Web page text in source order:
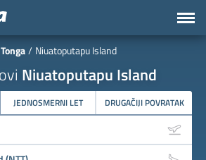
Tonga Niuatoputapu Island
Niuatoputapu Island
JEDNOSMERNI LET DRUGAČIJI POVRATAK